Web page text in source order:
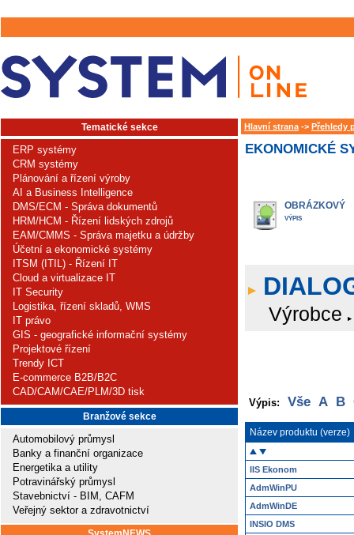
Tematické sekce
ERP systémy
CRM systémy
Plánování a řízení výroby
AI a Business Intelligence
DMS/ECM - Správa dokumentů
HRM/HCM - Řízení lidských zdrojů
EAM/CMMS - Správa majetku a údržby
Účetní a ekonomické systémy
ITSM (ITIL) - Řízení IT
Cloud a virtualizace IT
IT Security
Logistika, řízení skladů, WMS
IT právo
GIS - geografické informační systémy
Projektové řízení
Trendy ICT
E-commerce B2B/B2C
CAD/CAM/CAE/PLM/3D tisk
Branžové sekce
Automobilový průmysl
Banky a finanční organizace
Energetika a utility
Potravinářský průmysl
Stavebnictví - BIM, CAFM
Veřejný sektor a zdravotnictví
Hlavní strana -> Přehledy
EKONOMICKÉ
OBRÁZKOVÝ
VÝPIS
Výrobce
Výpis: Vše A B
Název produktu (verze)
IIS Ekonom
AdmWinPU
AdmWinDE
INSIO DMS